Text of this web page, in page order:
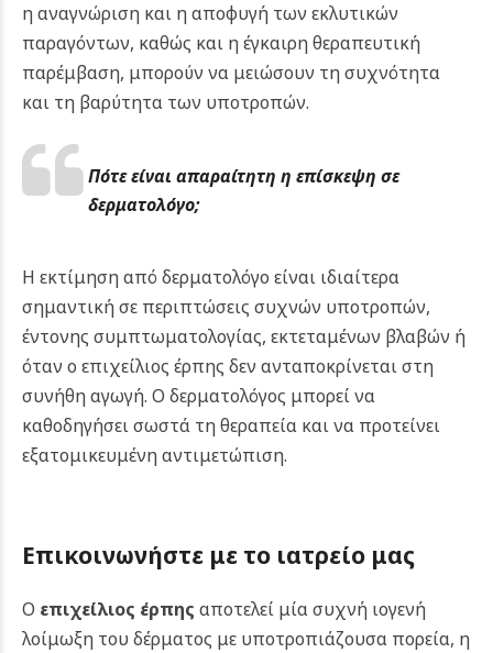
η αναγνώριση και η αποφυγή των εκλυτικών
παραγόντων, καθώς και η έγκαιρη θεραπευτική
παρέμβαση, μπορούν να μειώσουν τη συχνότητα
και τη βαρύτητα των υποτροπών.
Πότε είναι απαραίτητη η επίσκεψη σε
δερματολόγο;
Η εκτίμηση από δερματολόγο είναι ιδιαίτερα
σημαντική σε περιπτώσεις συχνών υποτροπών,
έντονης συμπτωματολογίας, εκτεταμένων βλαβών ή
όταν ο επιχείλιος έρπης δεν ανταποκρίνεται στη
συνήθη αγωγή. Ο δερματολόγος μπορεί να
καθοδηγήσει σωστά τη θεραπεία και να προτείνει
εξατομικευμένη αντιμετώπιση.
Επικοινωνήστε με το ιατρείο μας
Ο επιχείλιος έρπης αποτελεί μία συχνή ιογενή
λοίμωξη του δέρματος με υποτροπιάζουσα πορεία, η